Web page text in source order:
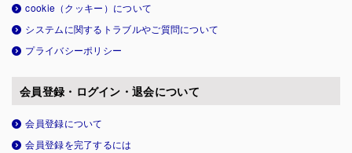
cookie（クッキー）について
システムに関するトラブルやご質問について
プライバシーポリシー
会員登録・ログイン・退会について
会員登録について
会員登録を完了するには